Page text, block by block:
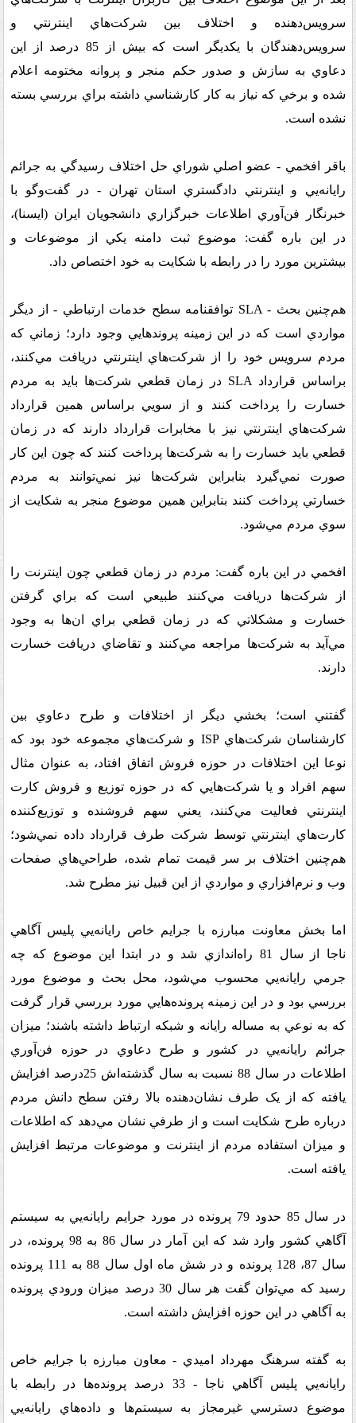
سرويس‌دهنده و اختلاف بين شرکت‌هاي اينترنتي و
سرويس‌دهندگان با يکديگر است که بيش از 85 درصد از اين
دعاوي به سازش و صدور حکم منجر و پروانه مختومه اعلام
شده و برخي که نياز به کار کارشناسي داشته براي بررسي بسته
نشده است.
باقر افخمي - عضو اصلي شوراي حل اختلاف رسيدگي به جرائم
رايانه‌يي و اينترنتي دادگستري استان تهران - در گفت‌وگو با
خبرنگار فن‌آوري اطلاعات خبرگزاري دانشجويان ايران (ايسنا)،
در اين باره گفت: موضوع ثبت دامنه يکي از موضوعات و
بيشترين مورد را در رابطه با شکايت به خود اختصاص داد.
هم‌چنين بحث SLA - توافقنامه سطح خدمات ارتباطي - از ديگر
مواردي است که در اين زمينه پروند‌هايي وجود دارد؛ زماني که
مردم سرويس خود را از شرکت‌هاي اينترنتي دريافت مي‌کنند،
براساس قرارداد SLA در زمان قطعي شرکت‌ها بايد به مردم
خسارت را پرداخت کنند و از سويي براساس همين قرارداد
شرکت‌هاي اينترنتي نيز با مخابرات قرارداد دارند که در زمان
قطعي بايد خسارت را به شرکت‌ها پرداخت کنند که چون اين کار
صورت نمي‌گيرد بنابراين شرکت‌ها نيز نمي‌توانند به مردم
خسارتي پرداخت کنند بنابراين همين موضوع منجر به شکايت از
سوي مردم مي‌شود.
افخمي در اين باره گفت: مردم در زمان قطعي چون اينترنت را
از شرکت‌ها دريافت مي‌کنند طبيعي است که براي گرفتن
خسارت و مشکلاتي که در زمان قطعي براي ان‌ها به وجود
مي‌آيد به شرکت‌ها مراجعه مي‌کنند و تقاضاي دريافت خسارت
دارند.
گفتني است؛ بخشي ديگر از اختلافات و طرح دعاوي بين
کارشناسان شرکت‌هاي ISP و شرکت‌هاي مجموعه خود بود که
نوعا اين اختلافات در حوزه فروش اتفاق افتاد، به عنوان مثال
سهم افراد و يا شرکت‌هايي که در حوزه توزيع و فروش کارت
اينترنتي فعاليت مي‌کنند، يعني سهم فروشنده و توزيع‌کننده
کارت‌هاي اينترنتي توسط شرکت طرف قرارداد داده نمي‌شود؛
هم‌چنين اختلاف بر سر قيمت تمام شده، طراحي‌هاي صفحات
وب و نرم‌افزاري و مواردي از اين قبيل نيز مطرح شد.
اما بخش معاونت مبارزه با جرايم خاص رايانه‌يي پليس آگاهي
ناجا از سال 81 راه‌اندازي شد و در ابتدا اين موضوع که چه
جرمي رايانه‌يي محسوب مي‌شود، محل بحث و موضوع مورد
بررسي بود و در اين زمينه پرونده‌هايي مورد بررسي قرار گرفت
که به نوعي به مساله رايانه و شبکه ارتباط داشته باشند؛ ميزان
جرائم رايانه‌يي در کشور و طرح دعاوي در حوزه فن‌آوري
اطلاعات در سال 88 نسبت به سال گذشته‌اش 25درصد افزايش
يافته که از يک طرف نشان‌دهنده بالا رفتن سطح دانش مردم
درباره طرح شکايت است و از طرفي نشان مي‌دهد که اطلاعات
و ميزان استفاده مردم از اينترنت و موضوعات مرتبط افزايش
يافته است.
در سال 85 حدود 79 پرونده در مورد جرايم رايانه‌يي به سيستم
آگاهي کشور وارد شد که اين آمار در سال 86 به 98 پرونده، در
سال 87، 128 پرونده و در شش ماه اول سال 88 به 111 پرونده
رسيد که مي‌توان گفت هر سال 30 درصد ميزان ورودي پرونده
به آگاهي در اين حوزه افزايش داشته است.
به گفته سرهنگ مهرداد اميدي - معاون مبارزه با جرايم خاص
رايانه‌يي پليس آگاهي ناجا - 33 درصد پرونده‌ها در رابطه با
موضوع دسترسي غيرمجاز به سيستم‌ها و داده‌هاي رايانه‌يي